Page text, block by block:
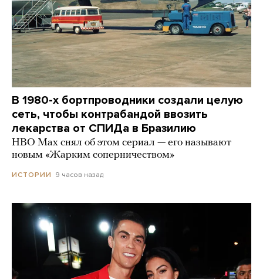
В 1980-х бортпроводники создали целую
сеть, чтобы контрабандой ввозить
лекарства от СПИДа в Бразилию
HBO Max снял об этом сериал — его называют
новым «Жарким соперничеством»
ИСТОРИИ 9 часов назад